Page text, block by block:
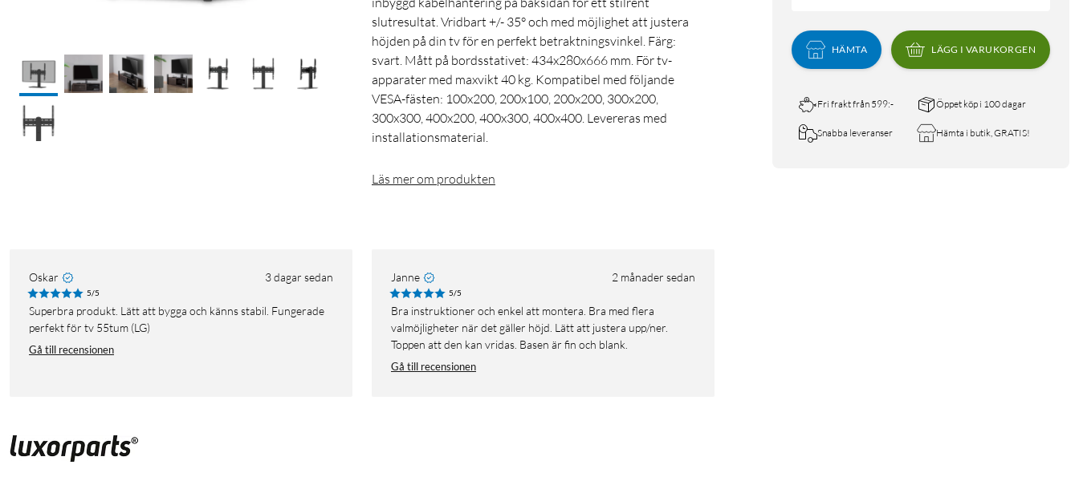
HÄMTA LÄGG I VARUKORGEN
Fri frakt från 599:- Öppet köp i 100 dagar
Snabba leveranser Hämta i butik, GRATIS!
slutresultat. Vridbart +/- 35° och med möjlighet att justera
höjden på din tv för en perfekt betraktningsvinkel. Färg:
svart. Mått på bordsstativet: 434x280x666 mm. För tv-
apparater med maxvikt 40 kg. Kompatibel med följande
VESA-fästen: 100x200, 200x100, 200x200, 300x200,
300x300, 400x200, 400x300, 400x400. Levereras med
installationsmaterial.
Läs mer om produkten
Oskar 3 dagar sedan
5/5
Superbra produkt. Lätt att bygga och känns stabil. Fungerade
perfekt för tv 55tum (LG)
Gå till recensionen
Janne 2 månader sedan
5/5
Bra instruktioner och enkel att montera. Bra med flera
valmöjligheter när det gäller höjd. Lätt att justera upp/ner.
Toppen att den kan vridas. Basen är fin och blank.
Gå till recensionen